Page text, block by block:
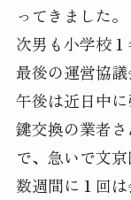
ってきました。
次男も小学校
最後の運営協議
午後は近日中
鍵交換の業者
で、急いで文
数週間に１回